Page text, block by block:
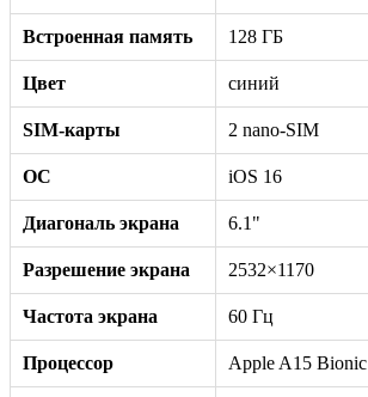
Встроенная память 128 ГБ
Цвет синий
SIM-карты 2 nano-SIM
ОС iOS 16
Диагональ экрана 6.1"
Разрешение экрана 2532×1170
Частота экрана 60 Гц
Процессор Apple A15 Bionic